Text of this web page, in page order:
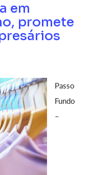
em
promete
Passo
Fundo
–